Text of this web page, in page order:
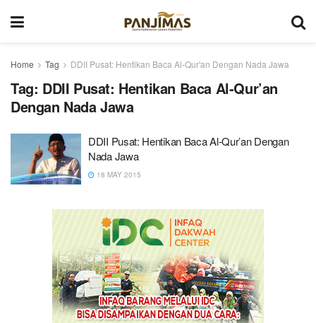
Home Tag DDII Pusat: Hentikan Baca Al-Qur'an Dengan Nada Jawa
Tag: DDII Pusat: Hentikan Baca Al-Qur’an
Dengan Nada Jawa
DDII Pusat: Hentikan Baca Al-Qur’an Dengan
Nada Jawa
18 MAY 2015